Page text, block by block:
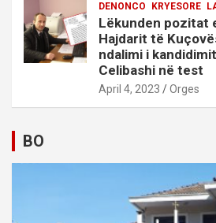
DENONCO KRYESORE
Lëkunden pozitat
Hajdarit të
ndalimi i
Celibashi në test
April 4, 2023 Orges
BO